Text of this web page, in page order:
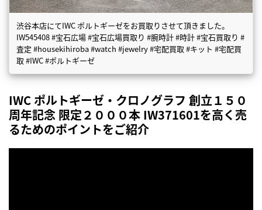
渋谷本店にてIWC ポルトギーゼをお買取りさせて頂きました。
IW545408 #宝石広場 #宝石広場買取り #腕時計 #時計 #宝石買取り #
査定 #housekihiroba #watch #jewelry #宅配買取 #キット #宅配買
取 #IWC #ポルトギーゼ
IWC ポルトギーゼ・クロノグラフ 創立１５０
周年記念 限定２０００本 IW371601を高く売
るためのポイントをご紹介